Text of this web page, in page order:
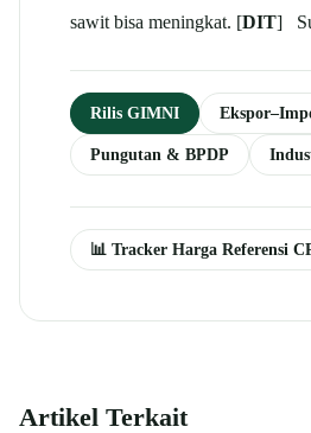
sawit bisa meningkat. [DIT]
Rilis GIMNI
Pungutan & BPDP
📊 Tracker Harga Referensi
Artikel Terkait